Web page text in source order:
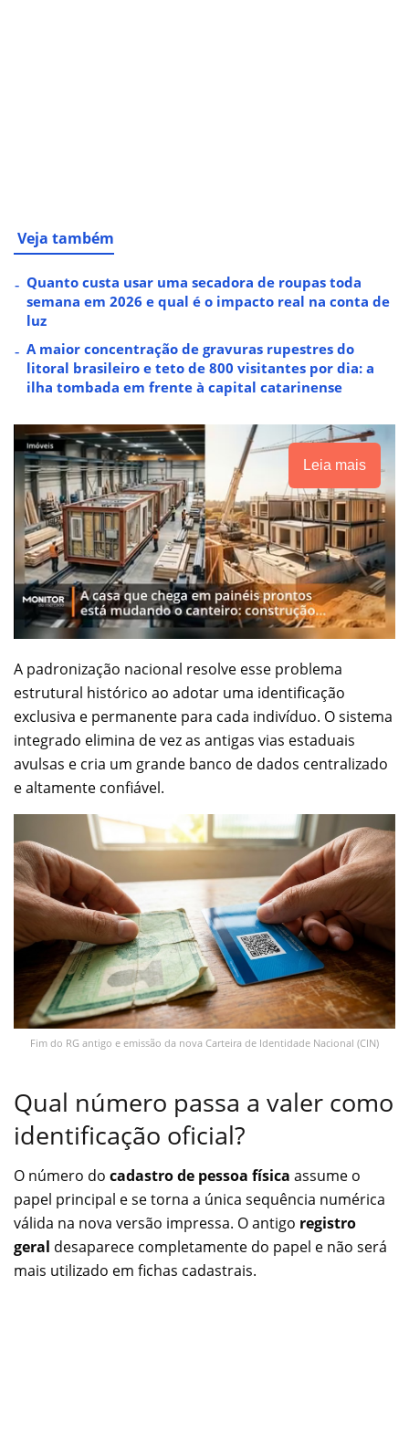
Veja também
Quanto custa usar uma secadora de roupas toda
semana em 2026 e qual é o impacto real na conta de
luz
A maior concentração de gravuras rupestres do
litoral brasileiro e teto de 800 visitantes por dia: a
ilha tombada em frente à capital catarinense
Leia mais
A padronização nacional resolve esse problema
estrutural histórico ao adotar uma identificação
exclusiva e permanente para cada indivíduo. O sistema
integrado elimina de vez as antigas vias estaduais
avulsas e cria um grande banco de dados centralizado
e altamente confiável.
Fim do RG antigo e emissão da nova Carteira de Identidade Nacional (CIN)
Qual número passa a valer como
identificação oficial?
O número do cadastro de pessoa física assume o
papel principal e se torna a única sequência numérica
válida na nova versão impressa. O antigo registro
geral desaparece completamente do papel e não será
mais utilizado em fichas cadastrais.